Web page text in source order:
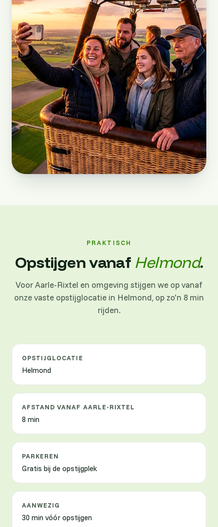
PRAKTISCH
Opstijgen vanaf Helmond.
Voor Aarle-Rixtel en omgeving stijgen we op vanaf
onze vaste opstijglocatie in Helmond, op zo'n 8 min
rijden.
OPSTIJGLOCATIE
Helmond
AFSTAND VANAF AARLE-RIXTEL
8 min
PARKEREN
Gratis bij de opstijgplek
AANWEZIG
30 min vóór opstijgen